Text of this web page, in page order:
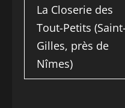
La Closerie des
Tout-Petits (Saint-
Gilles, près de
Nîmes)